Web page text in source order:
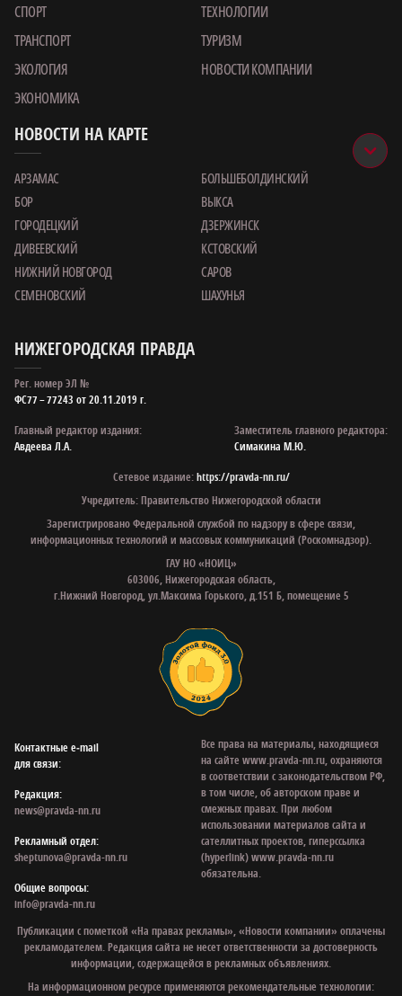
СПОРТ
ТЕХНОЛОГИИ
ТРАНСПОРТ
ТУРИЗМ
ЭКОЛОГИЯ
НОВОСТИ КОМПАНИИ
ЭКОНОМИКА
НОВОСТИ НА КАРТЕ
АРЗАМАС
БОЛЬШЕБОЛДИНСКИЙ
БОР
ВЫКСА
ГОРОДЕЦКИЙ
ДЗЕРЖИНСК
ДИВЕЕВСКИЙ
КСТОВСКИЙ
НИЖНИЙ НОВГОРОД
САРОВ
СЕМЕНОВСКИЙ
ШАХУНЬЯ
НИЖЕГОРОДСКАЯ ПРАВДА
Рег. номер ЭЛ №
ФС77 – 77243 от 20.11.2019 г.
Главный редактор издания:
Авдеева Л.А.
Заместитель главного редактора:
Симакина М.Ю.
Сетевое издание:https://pravda-nn.ru/
Учредитель: Правительство Нижегородской области
Зарегистрировано Федеральной службой по надзору в сфере связи,
информационных технологий и массовых коммуникаций (Роскомнадзор).
ГАУ НО «НОИЦ»
603006, Нижегородская область,
г.Нижний Новгород, ул.Максима Горького, д.151 Б, помещение 5
Контактные e‑mail
для связи:
Редакция:
news@pravda-nn.ru
Рекламный отдел:
sheptunova@pravda-nn.ru
Общие вопросы:
info@pravda-nn.ru
Все права на материалы, находящиеся
на сайте www.pravda-nn.ru, охраняются
в соответствии с законодательством РФ,
в том числе, об авторском праве и
смежных правах. При любом
использовании материалов сайта и
сателлитных проектов, гиперссылка
(hyperlink) www.pravda-nn.ru
обязательна.
Публикации с пометкой «На правах рекламы», «Новости компании» оплачены
рекламодателем. Редакция сайта не несет ответственности за достоверность
информации, содержащейся в рекламных объявлениях.
На информационном ресурсе применяются рекомендательные технологии: